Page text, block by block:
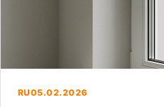
RU05.02.2026